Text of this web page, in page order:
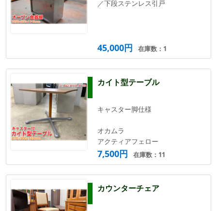
／下段ステンレス引戸
45,000円 在庫数：1
カイト型テーブル
キャスター脚仕様
オカムラ
アクティアフェロー
7,500円 在庫数：11
カウンターチェア